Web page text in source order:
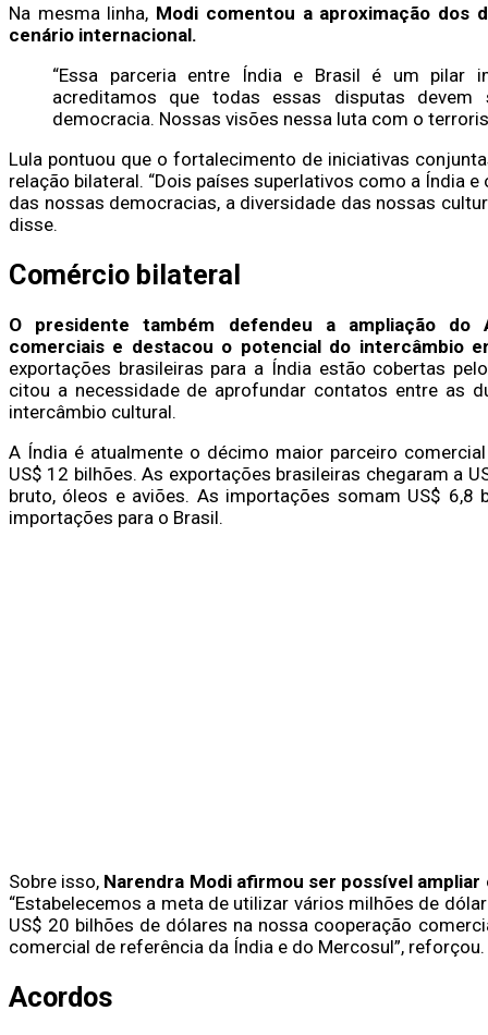
Na mesma linha, Modi comentou a aproximação dos
cenário internacional.
“Essa parceria entre Índia e Brasil é um pilar
acreditamos que todas essas disputas
democracia. Nossas visões nessa luta com o
Lula pontuou que o fortalecimento de iniciativas
relação bilateral. “Dois países superlativos como a Índia
das nossas democracias, a diversidade das nossas
disse.
Comércio bilateral
O presidente também defendeu a ampliação do
comerciais e destacou o potencial do intercâmbio
exportações brasileiras para a Índia estão cobertas
citou a necessidade de aprofundar contatos entre as
intercâmbio cultural.
A Índia é atualmente o décimo maior parceiro
US$ 12 bilhões. As exportações brasileiras chegaram a
bruto, óleos e aviões. As importações somam US$
importações para o Brasil.
Sobre isso, Narendra Modi afirmou ser possível
“Estabelecemos a meta de utilizar vários milhões de
US$ 20 bilhões de dólares na nossa cooperação
comercial de referência da Índia e do Mercosul”, reforçou.
Acordos